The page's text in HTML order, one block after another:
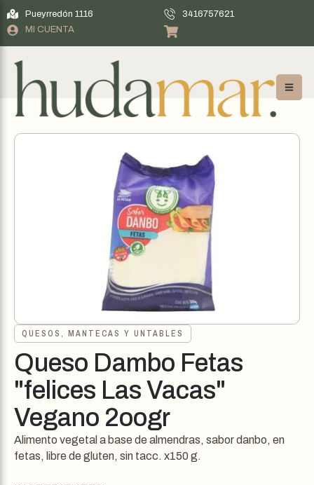
Pueyrredón 1116
3416757621
MI CUENTA
QUESOS, MANTECAS Y UNTABLES
Queso Dambo Fetas
"felices Las Vacas"
Vegano 2oogr
Alimento vegetal a base de almendras, sabor danbo, en
fetas, libre de gluten, sin tacc. x150 g.